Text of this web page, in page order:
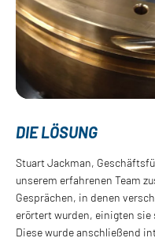
DIE LÖSUNG
Stuart Jackman,
unserem erfahrenen Team
Gesprächen, in denen
erörtert wurden, einigten sie
Diese wurde anschließend